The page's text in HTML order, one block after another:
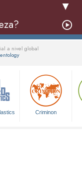
a nivel global
Criminon